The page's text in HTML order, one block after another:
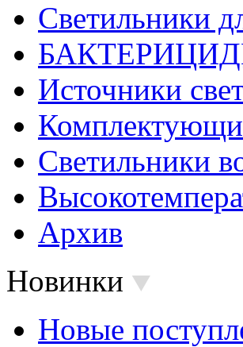
Светильники
Источники
Светильники
Архив
Новинки
Новые